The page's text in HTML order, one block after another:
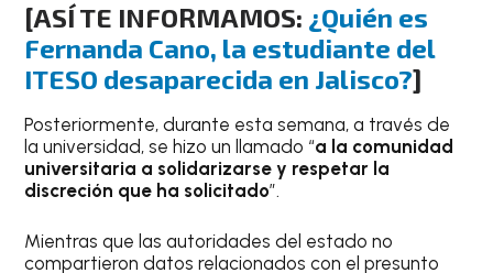
[ASÍ TE INFORMAMOS: ¿Quién es
Fernanda Cano, la estudiante del
ITESO desaparecida en Jalisco?]
Posteriormente, durante esta semana, a través de
la universidad, se hizo un llamado “a la comunidad
universitaria a solidarizarse y respetar la
discreción que ha solicitado”.
Mientras que las autoridades del estado no
compartieron datos relacionados con el presunto